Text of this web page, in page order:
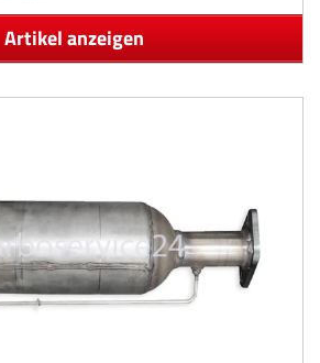
Artikel anzeigen